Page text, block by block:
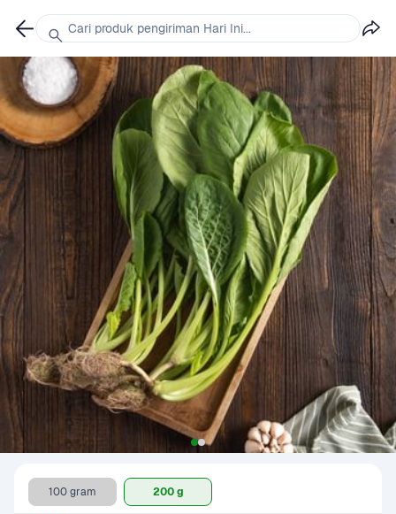
100 gram 200 g
Cari produk pengiriman Hari Ini...